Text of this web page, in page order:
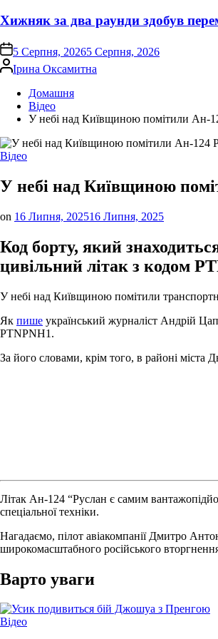
Хижняк за два раунди здобув
on 5 Серпня, 20265 Серпня, 2026
Опубліковано
Ірина Оксамитна
Домашня
Відео
У небі над Київщиною помітили Ан-
Опублікувати
Відео
У небі над Київщиною
on 16 Липня, 202516 Липня, 2025
Код борту, який
цивільний літак з кодом
У небі над Київщиною помітили
Як пише український журналіст Андрій
PTNPNH1.
За його словами, крім того, в районі міста
Літак Ан-124 “Руслан є самим
спеціальної техніки.
Нагадаємо, пілот авіакомпанії Дмитро
широкомасштабного російського
Варто уваги
Опублікувати
Відео